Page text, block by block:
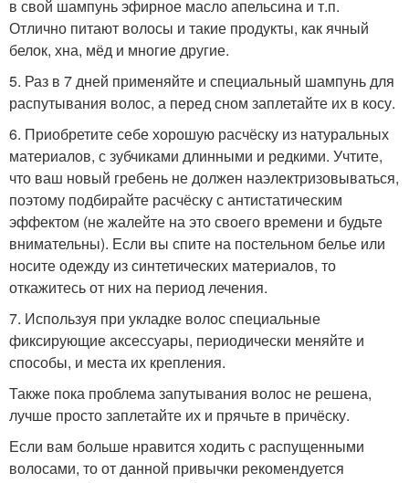
в свой шампунь эфирное масло апельсина и т.п.
Отлично питают волосы и такие продукты, как ячный
белок, хна, мёд и многие другие.
5. Раз в 7 дней применяйте и специальный шампунь для
распутывания волос, а перед сном заплетайте их в косу.
6. Приобретите себе хорошую расчёску из натуральных
материалов, с зубчиками длинными и редкими. Учтите,
что ваш новый гребень не должен наэлектризовываться,
поэтому подбирайте расчёску с антистатическим
эффектом (не жалейте на это своего времени и будьте
внимательны). Если вы спите на постельном белье или
носите одежду из синтетических материалов, то
откажитесь от них на период лечения.
7. Используя при укладке волос специальные
фиксирующие аксессуары, периодически меняйте и
способы, и места их крепления.
Также пока проблема запутывания волос не решена,
лучше просто заплетайте их и прячьте в причёску.
Если вам больше нравится ходить с распущенными
волосами, то от данной привычки рекомендуется